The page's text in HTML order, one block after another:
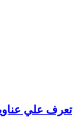
تعرف علي